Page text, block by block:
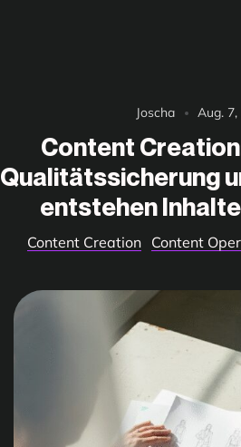
Joscha Aug.
Content
Qualitätssicherung
entstehen
Content Creation Content